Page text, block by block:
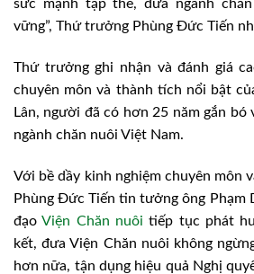
sức mạnh tập thể, đưa ngành
vững”, Thứ trưởng Phùng Đức Tiến
Thứ trưởng ghi nhận và đánh giá
chuyên môn và thành tích nổi bật
Lân, người đã có hơn 25 năm gắn bó
ngành chăn nuôi Việt Nam.
Với bề dầy kinh nghiệm chuyên môn
Phùng Đức Tiến tin tưởng ông Phạm
đạoViện Chăn nuôi tiếp tục phát
kết, đưa Viện Chăn nuôi không
hơn nữa, tận dụng hiệu quả Nghị